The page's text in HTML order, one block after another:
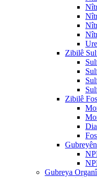
Ure
Zibilê
Zibilê
Gubreya